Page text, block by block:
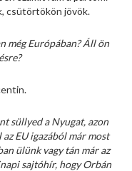
csütörtökön jövök.
még Európában? Áll ön
süllyed a Nyugat, azon
EU igazából már most
ülünk vagy tán már az
sajtóhír, hogy Orbán